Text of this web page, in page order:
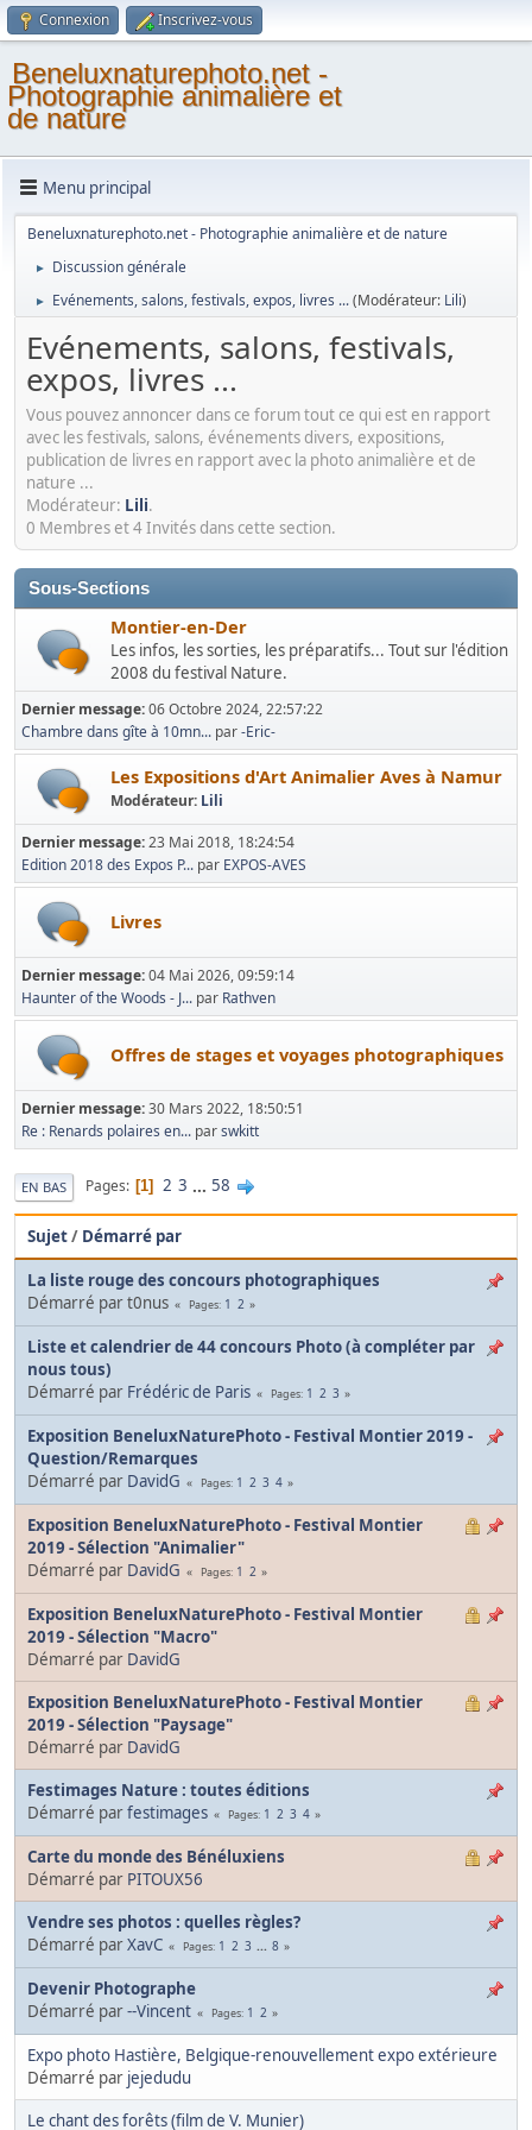
Connexion Inscrivez-vous
Beneluxnaturephoto.net -
Photographie animalière et
de nature
Menu principal
Beneluxnaturephoto.net - Photographie animalière et de nature
► Discussion générale
► Evénements, salons, festivals, expos, livres ...(Modérateur: Lili)
Evénements, salons, festivals,
expos, livres ...
Vous pouvez annoncer dans ce forum tout ce qui est en rapport
avec les festivals, salons, événements divers, expositions,
publication de livres en rapport avec la photo animalière et de
nature ...
Modérateur: Lili.
0 Membres et 4 Invités dans cette section.
Sous-Sections
Montier-en-Der
Les infos, les sorties, les préparatifs... Tout sur l'édition
2008 du festival Nature.
Dernier message:06 Octobre 2024, 22:57:22
Chambre dans gîte à 10mn... par-Eric-
Les Expositions d'Art Animalier Aves à Namur
Modérateur: Lili
Dernier message:23 Mai 2018, 18:24:54
Edition 2018 des Expos P... par EXPOS-AVES
Livres
Dernier message:04 Mai 2026, 09:59:14
Haunter of the Woods - J... par Rathven
Offres de stages et voyages photographiques
Dernier message:30 Mars 2022, 18:50:51
Re : Renards polaires en... parswkitt
EN BAS Pages 1 2 3 ... 58
Sujet/ Démarré par
La liste rouge des concours photographiques
Démarré par t0nus
Pages 1 2
Liste et calendrier de 44 concours Photo (à compléter par
nous tous)
Démarré par Frédéric de Paris Pages 1 2 3
Exposition BeneluxNaturePhoto - Festival Montier 2019 -
Question/Remarques
Démarré par DavidG Pages 1 2 3 4
Exposition BeneluxNaturePhoto - Festival Montier
2019 - Sélection "Animalier"
Démarré par DavidG Pages 1 2
Exposition BeneluxNaturePhoto - Festival Montier
2019 - Sélection "Macro"
Démarré par DavidG
Exposition BeneluxNaturePhoto - Festival Montier
2019 - Sélection "Paysage"
Démarré par DavidG
Festimages Nature : toutes éditions
Démarré parfestimages Pages 1 2 3 4
Carte du monde des Bénéluxiens
Démarré par PITOUX56
Vendre ses photos : quelles règles?
Démarré parXavC Pages 1 2 3 ... 8
Devenir Photographe
Démarré par--Vincent Pages 1 2
Expo photo Hastière, Belgique-renouvellement expo extérieure
Démarré par jejedudu
Le chant des forêts (film de V. Munier)